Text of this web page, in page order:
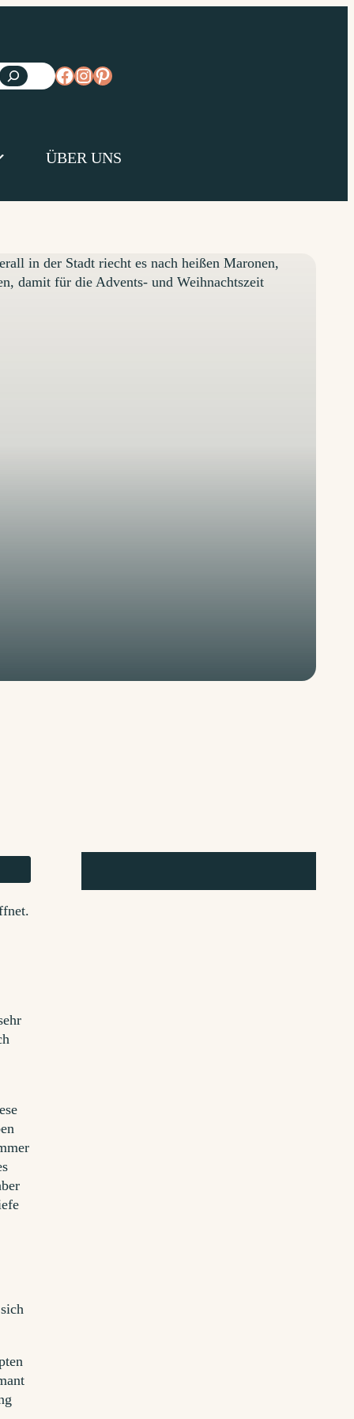
https://www.facebook.com/
https://www.instagram.com/
https://www.pinterest.de/diejungs/
ÜBER UNS